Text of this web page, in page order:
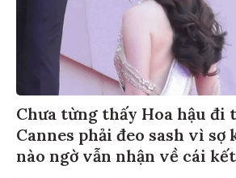
Chưa từng thấy Hoa hậu đi
Cannes phải đeo sash vì sợ
nào ngờ vẫn nhận về cái